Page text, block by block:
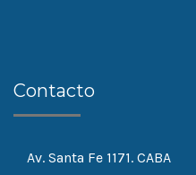
Contacto
Av. Santa Fe 1171. CABA